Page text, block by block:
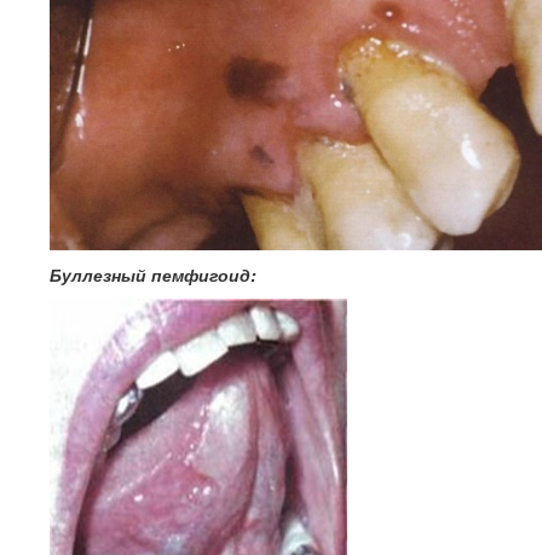
Буллезный пемфигоид: